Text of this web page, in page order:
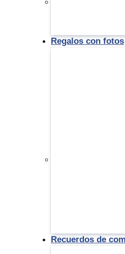
Regalos con fotos
Recuerdos de